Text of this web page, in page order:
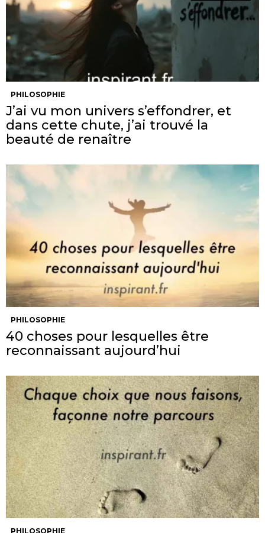
PHILOSOPHIE
J’ai vu mon univers s’effondrer, et
dans cette chute, j’ai trouvé la
beauté de renaître
PHILOSOPHIE
40 choses pour lesquelles être
reconnaissant aujourd’hui
PHILOSOPHIE